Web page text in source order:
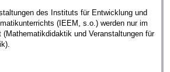
des Instituts für Entwicklung und
(IEEM, s.o.) werden nur im
und Veranstaltungen für